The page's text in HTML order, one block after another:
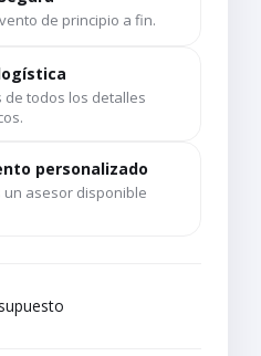
de principio a fin.
de todos los detalles
personalizado
un asesor disponible